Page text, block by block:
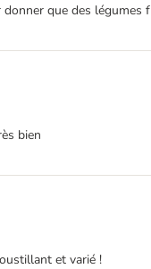
que des légumes
bien
et varié !